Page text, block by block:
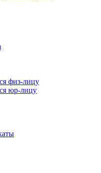
физ-лицу
юр-лицу